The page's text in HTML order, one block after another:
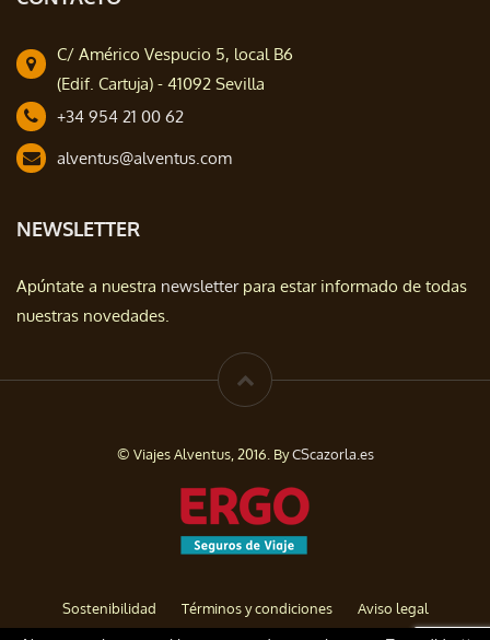
C/ Américo Vespucio 5, local B6
(Edif. Cartuja) - 41092 Sevilla
+34 954 21 00 62
alventus@alventus.com
NEWSLETTER
Apúntate a nuestra newsletterpara estar informado de todas
nuestras novedades.
© Viajes Alventus, 2016. ByCScazorla.es
Sostenibilidad Términos y condiciones
Aviso legal